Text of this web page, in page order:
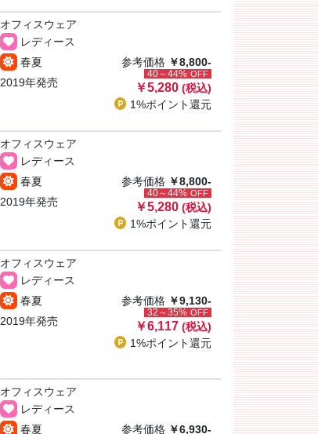
オフィスウェア
レディース
春夏
2019年発売
参考価格 ￥8,800-
40～44% OFF
￥5,280 (税込)
1%ポイント還元
オフィスウェア
レディース
春夏
2019年発売
参考価格 ￥8,800-
40～44% OFF
￥5,280 (税込)
1%ポイント還元
オフィスウェア
レディース
春夏
2019年発売
参考価格 ￥9,130-
32～35% OFF
￥6,117 (税込)
1%ポイント還元
オフィスウェア
レディース
春夏
参考価格 ￥6,930-